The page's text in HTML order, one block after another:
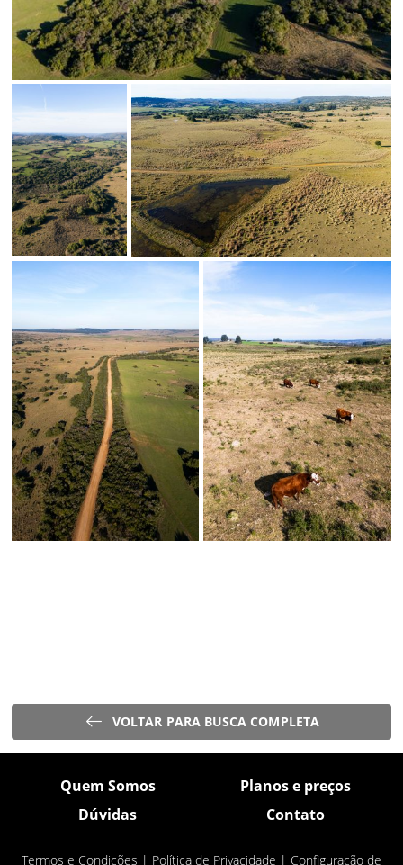
VOLTAR PARA BUSCA COMPLETA
Quem Somos
Planos e preços
Dúvidas
Contato
Termos e Condições | Política de Privacidade | Configuração de